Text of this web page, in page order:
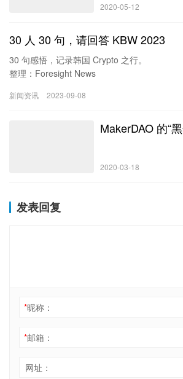
2020-05-12
30 人 30 句，请回答 KBW 2023
30 句感悟，记录韩国 Crypto 之行。
整理：Foresight News
Eye、为期三天的黑客松 Ethcon 2023，到主
在这里讨论基础设施、DeFi、社交、NFT、
新闻资讯 2023-09-08
MakerDAO 的“
2020-03-18
发表回复
*昵称：
*邮箱：
网址：